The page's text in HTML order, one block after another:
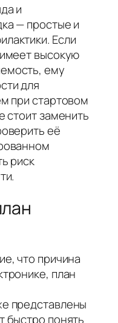
и
— простые и
Если
высокую
ему
для
при стартовом
стоит заменить
её
риск
что причина
план
представлены
быстро понять